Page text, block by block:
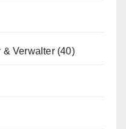
& Verwalter(40)